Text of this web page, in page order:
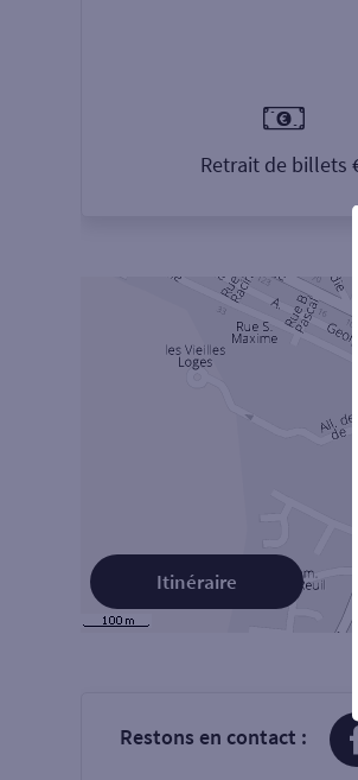
Retrait de billets
Itinéraire
Restons en contact :